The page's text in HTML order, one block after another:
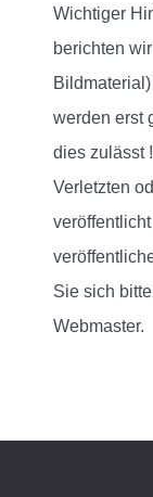
Wichtiger
berichten
werden erst
dies zulässt
Verletzten
Sie sich
Webmaster.